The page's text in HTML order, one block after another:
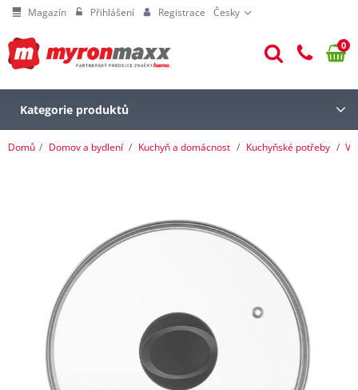
Magazín Přihlášení Registrace Česky
0
Kategorie produktů
Domů Domov a bydlení Kuchyň a domácnost Kuchyňské potřeby